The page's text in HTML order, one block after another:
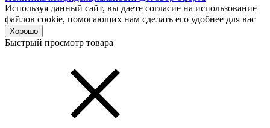
Используя данный сайт, вы даете согласие на использование
файлов cookie, помогающих нам сделать его удобнее для вас
Хорошо
Быстрый просмотр товара